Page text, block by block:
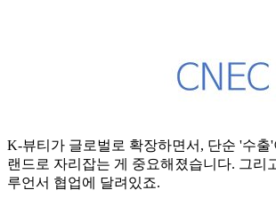
K-뷰티가 글로벌로 확장하면서, 단순 '수출'
랜드로 자리잡는 게 중요해졌습니다. 그리
루언서 협업에 달려있죠.